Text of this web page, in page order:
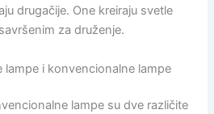
drugačije. One kreiraju svetle
za druženje.
lampe i konvencionalne lampe
lampe su dve različite